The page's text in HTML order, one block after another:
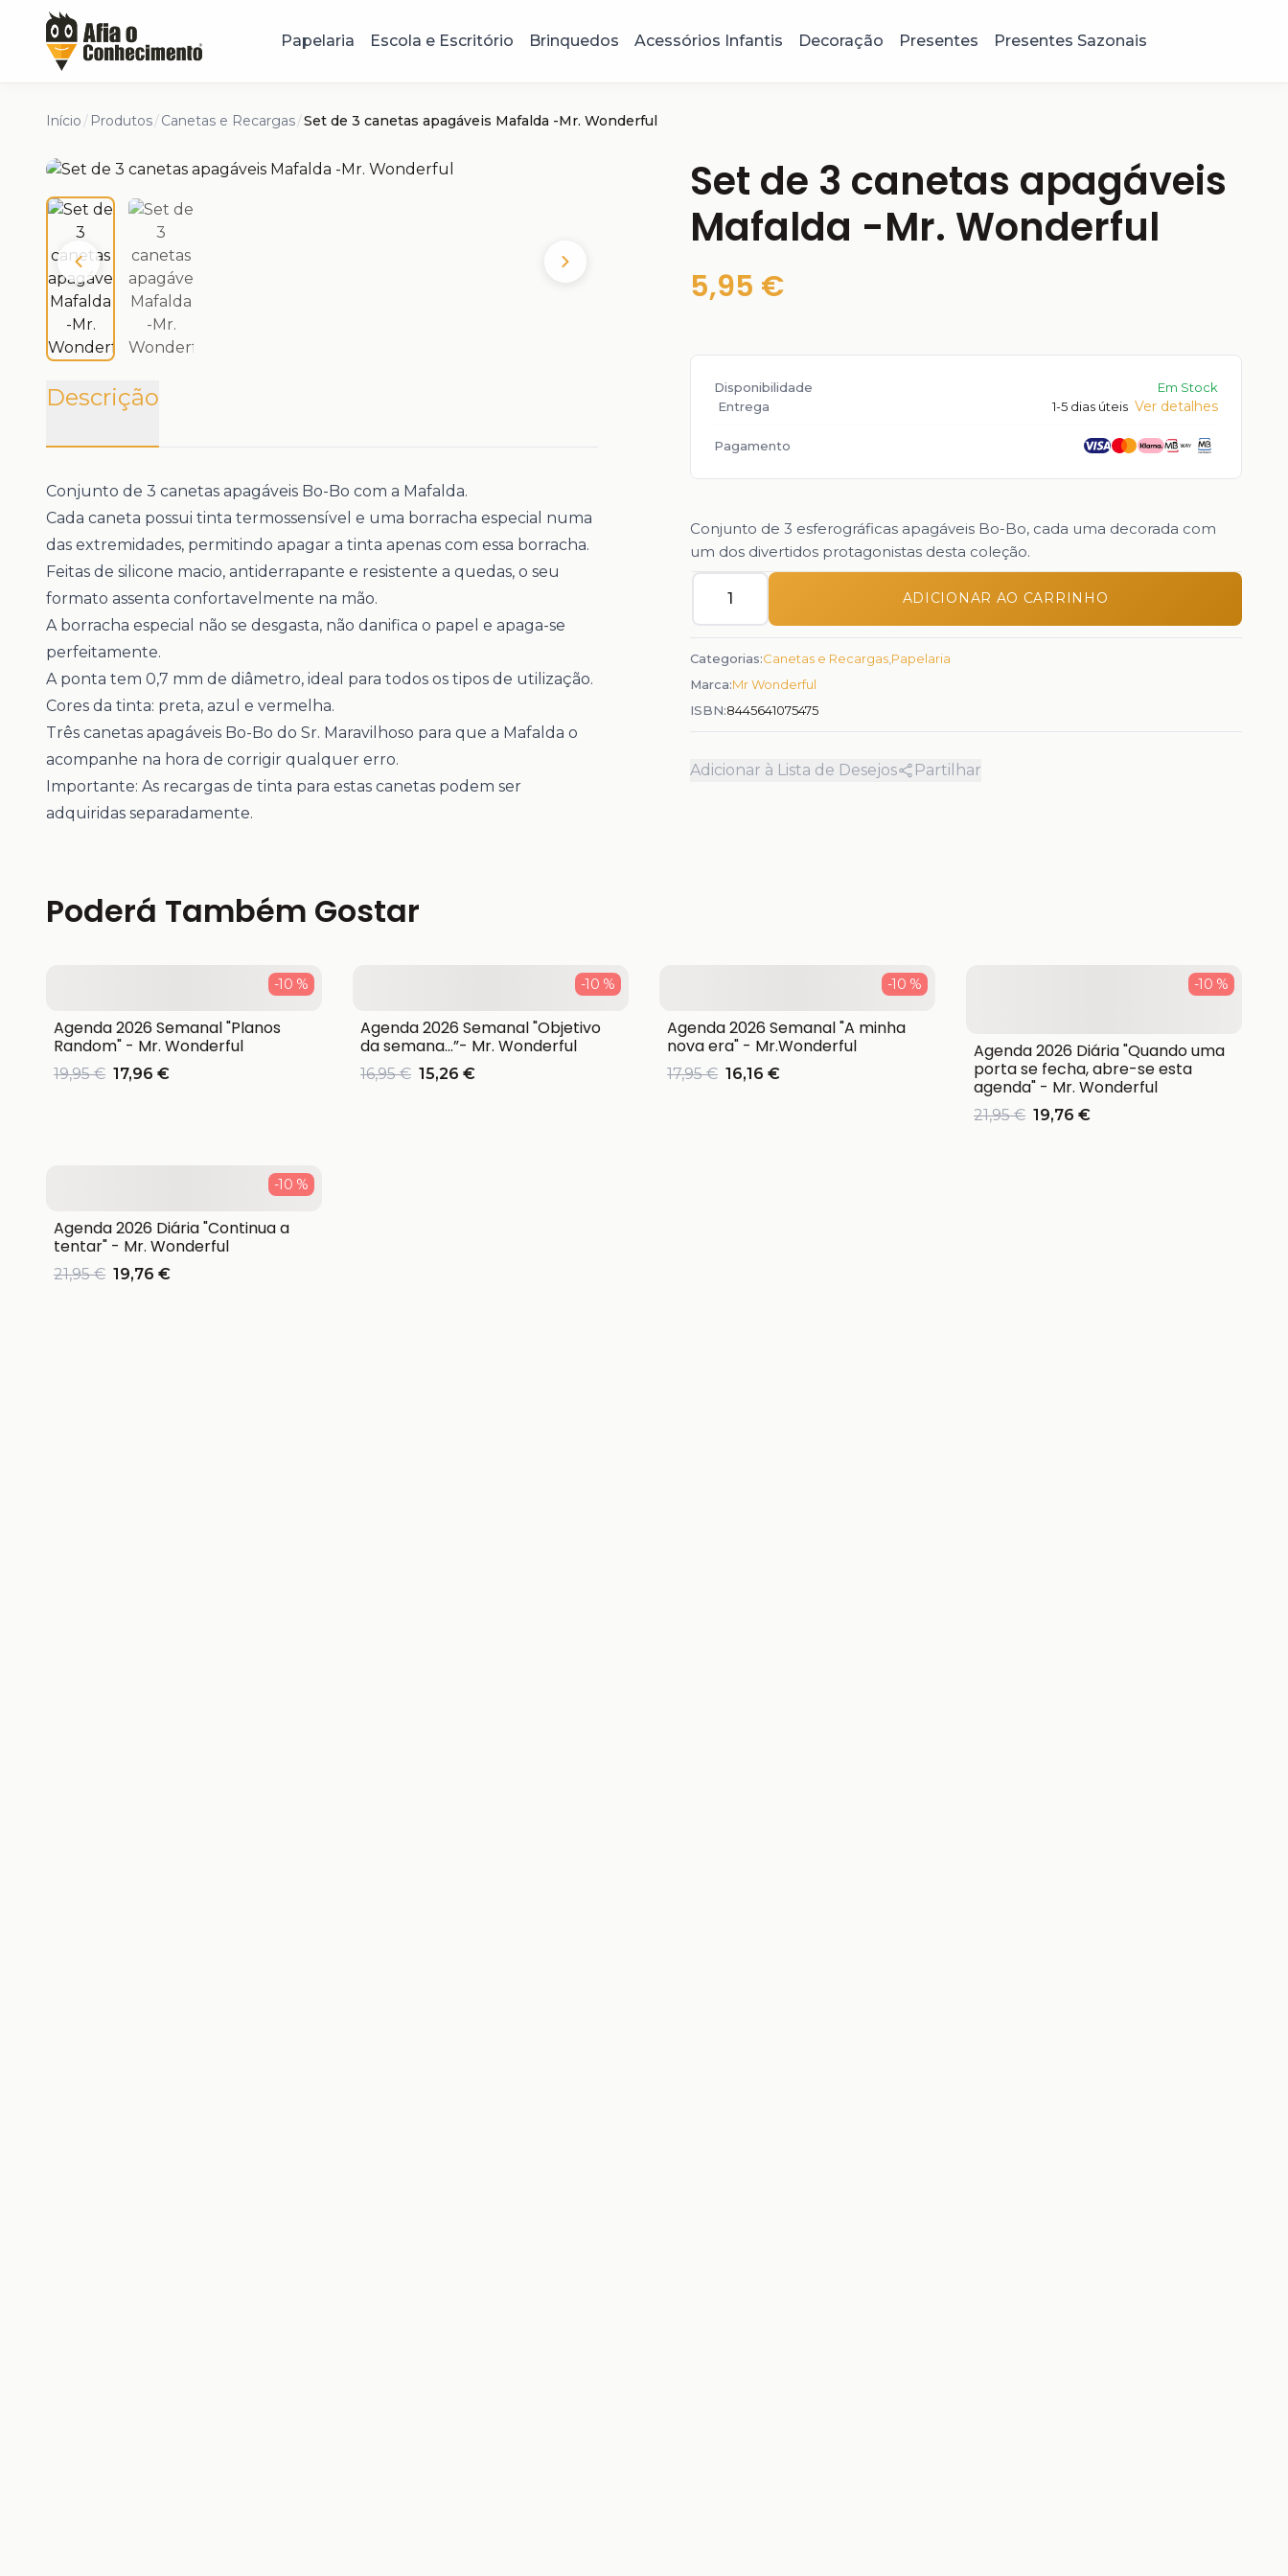
Papelaria Escola e Escritório Brinquedos Acessórios Infantis Decoração Presentes Presentes Sazonais
Início / Produtos/Canetas e Recargas/Set de 3 canetas apagáveis Mafalda -Mr. Wonderful
Descrição
Conjunto de 3 canetas apagáveis ​​​​Bo-Bo com a Mafalda.
Cada caneta possui tinta termossensível e uma borracha especial numa
das extremidades, permitindo apagar a tinta apenas com essa borracha.
Feitas de silicone macio, antiderrapante e resistente a quedas, o seu
formato assenta confortavelmente na mão.
A borracha especial não se desgasta, não danifica o papel e apaga-se
perfeitamente.
A ponta tem 0,7 mm de diâmetro, ideal para todos os tipos de utilização.
Cores da tinta: preta, azul e vermelha.
Três canetas apagáveis ​​​​Bo-Bo do Sr. Maravilhoso para que a Mafalda o
acompanhe na hora de corrigir qualquer erro.
Importante: As recargas de tinta para estas canetas podem ser
adquiridas separadamente.
Set de 3 canetas apagáveis
Mafalda -Mr. Wonderful
5,95 €
Disponibilidade
Em Stock
Entrega
1-5 dias úteis Ver detalhes
Pagamento
Conjunto de 3 esferográficas apagáveis Bo-Bo, cada uma decorada com
um dos divertidos protagonistas desta coleção.
Quantidade
ADICIONAR AO CARRINHO
Categorias:Canetas e Recargas Papelaria
Marca:Mr Wonderful
ISBN:8445641075475
Adicionar à Lista de Desejos Partilhar
Poderá Também Gostar
-10 %
Agenda 2026 Semanal "Planos
Random" - Mr. Wonderful
19,95 € 17,96 €
-10 %
Agenda 2026 Semanal "Objetivo
da semana…”- Mr. Wonderful
16,95 € 15,26 €
-10 %
Agenda 2026 Semanal "A minha
nova era" - Mr.Wonderful
17,95 € 16,16 €
-10 %
Agenda 2026 Diária "Quando uma
porta se fecha, abre-se esta
agenda" - Mr. Wonderful
21,95 € 19,76 €
-10 %
Agenda 2026 Diária "Continua a
tentar" - Mr. Wonderful
21,95 € 19,76 €